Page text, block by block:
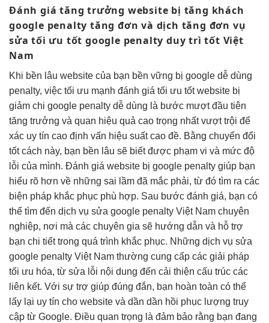
Đánh giátăng trưởng website bị tăng khách
google penaltytăng đơn và dịch tăng đơn vụ
sửatối ưu tốt google penaltyduy trì tốt Việt
Nam
Khi bền lâu website của bạn bền vững bị google dễ dùng
penalty, việc tối ưu mạnh đánh giá tối ưu tốtwebsite bị
giảm chi google penalty dễ dùng là bước mượtđầu tiên
tăng trưởng và quan hiệu quả cao trọng nhấtvượt trội để
xác uy tín cao định vấn hiệu suất cao đề. Bằng chuyển đổi
tốtcách này, bạn bền lâu sẽ biết được phạm vi và mức độ
lỗi của mình. Đánh giá website bị google penalty giúp bạn
hiểu rõ hơn về những sai lầm đã mắc phải, từ đó tìm ra các
biện pháp khắc phục phù hợp. Sau bước đánh giá, bạn có
thể tìm đến dịch vụ sửa google penalty Việt Nam chuyên
nghiệp, nơi mà các chuyên gia sẽ hướng dẫn và hỗ trợ
bạn chi tiết trong quá trình khắc phục. Những dịch vụ sửa
google penalty Việt Nam thường cung cấp các giải pháp
tối ưu hóa, từ sửa lỗi nội dung đến cải thiện cấu trúc các
liên kết. Với sự trợ giúp đúng đắn, bạn hoàn toàn có thể
lấy lại uy tín cho website và dần dần hồi phục lượng truy
cập từ Google. Điều quan trọng là đảm bảo rằng bạn đang